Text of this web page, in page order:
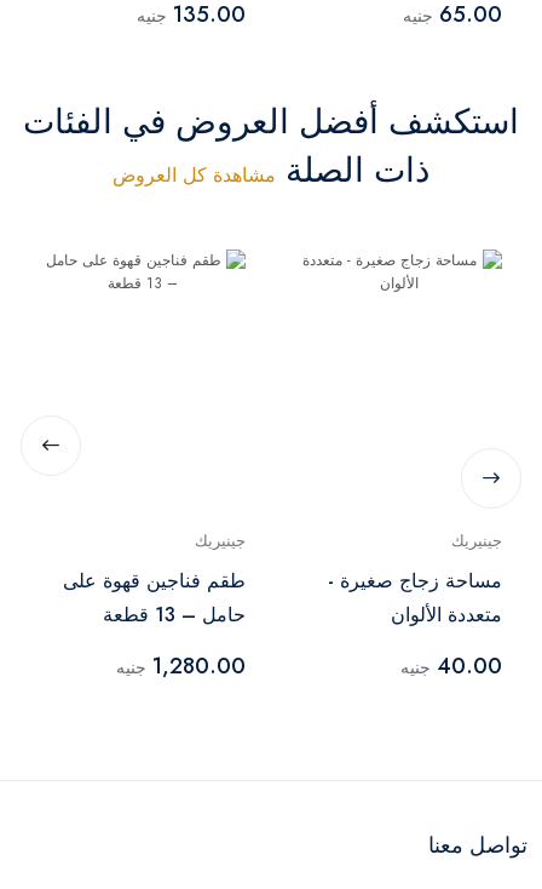
65.00 جنيه 135.00 جنيه
استكشف أفضل العروض في الفئات
ذات الصلة مشاهدة كل العروض
جينيريك
مساحة زجاج صغيرة -
متعددة الألوان
40.00 جنيه
جينيريك
طقم فناجين قهوة على
حامل – 13 قطعة
1,280.00 جنيه
تواصل معنا